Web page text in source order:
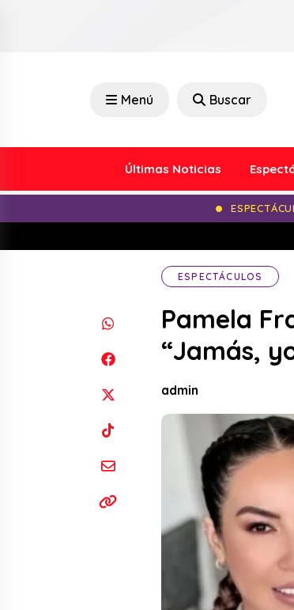
Menú Buscar
Últimas Noticias
ESPECTÁCULOS
Pamela
“Jamás,
admin